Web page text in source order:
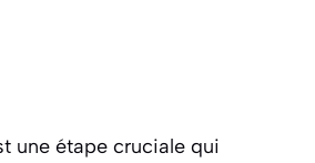
une étape cruciale qui